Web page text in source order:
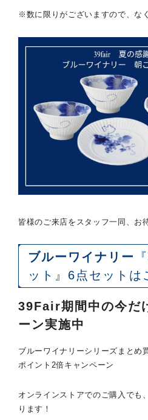
※数に限りがございますので、な
皆様のご来店をスタッフ一同、お
ブルーワイナリー
ット』6点セットは
39Fair期間中の今だ
ーン実施中
ブルーワイナリーシリーズまとめ
ポイント2倍キャンペーン
オンラインストアでのご購入でも
ります！